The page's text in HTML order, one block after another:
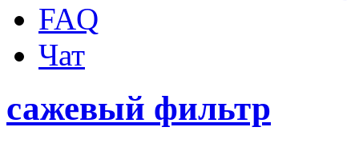
FAQ
Чат
сажевый фильтр